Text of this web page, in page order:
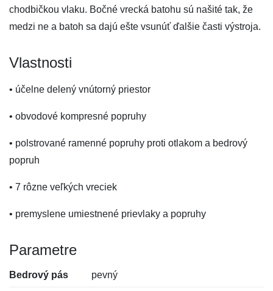
chodbičkou vlaku. Bočné vrecká batohu sú našité tak, že
medzi ne a batoh sa dajú ešte vsunúť ďalšie časti výstroja.
Vlastnosti
• účelne delený vnútorný priestor
• obvodové kompresné popruhy
• polstrované ramenné popruhy proti otlakom a bedrový
popruh
• 7 rôzne veľkých vreciek
• premyslene umiestnené prievlaky a popruhy
Parametre
Bedrový pás pevný